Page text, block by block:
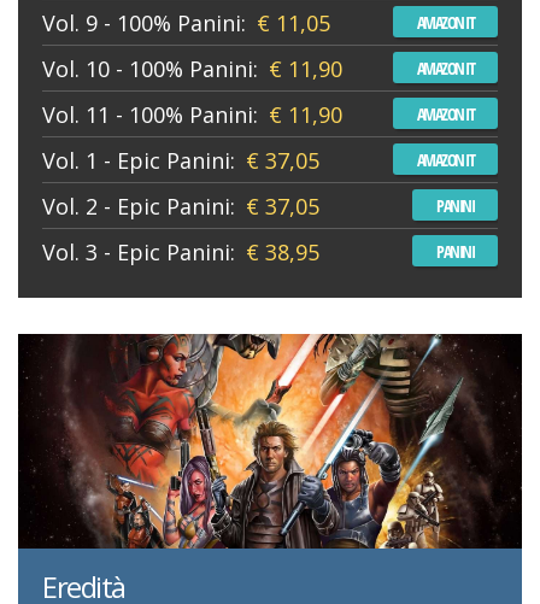
Vol. 9 - 100% Panini: € 11,05 AMAZON IT
Vol. 10 - 100% Panini: € 11,90 AMAZON IT
Vol. 11 - 100% Panini: € 11,90 AMAZON IT
Vol. 1 - Epic Panini: € 37,05 AMAZON IT
Vol. 2 - Epic Panini: € 37,05 PANINI
Vol. 3 - Epic Panini: € 38,95 PANINI
Eredità